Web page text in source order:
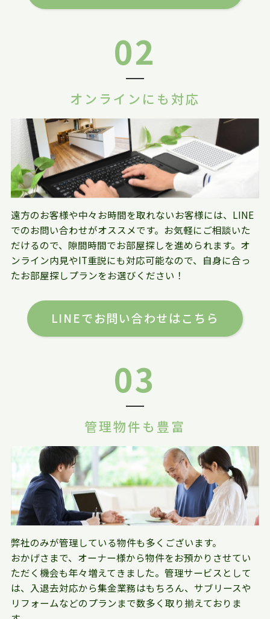
02
オンラインにも対応
遠方のお客様や中々お時間を取れないお客様には、LINE
でのお問い合わせがオススメです。お気軽にご相談いた
だけるので、隙間時間でお部屋探しを進められます。オ
ンライン内見やIT重説にも対応可能なので、自身に合っ
たお部屋探しプランをお選びください！
LINEでお問い合わせはこちら
03
管理物件も豊富
弊社のみが管理している物件も多くございます。
おかげさまで、オーナー様から物件をお預かりさせてい
ただく機会も年々増えてきました。管理サービスとして
は、入退去対応から集金業務はもちろん、サブリースや
リフォームなどのプランまで数多く取り揃えておりま